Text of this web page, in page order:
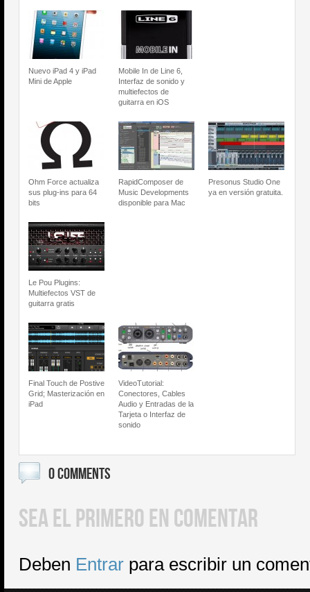
Nuevo iPad 4 y iPad
Mini de Apple
Mobile In de Line 6,
Interfaz de sonido y
multiefectos de
guitarra en iOS
Ohm Force actualiza
sus plug-ins para 64
bits
RapidComposer de
Music Developments
disponible para Mac
Presonus Studio One
ya en versión gratuita.
Le Pou Plugins:
Multiefectos VST de
guitarra gratis
Final Touch de Postive
Grid; Masterización en
iPad
VideoTutorial:
Conectores, Cables
Audio y Entradas de la
Tarjeta o Interfaz de
sonido
0 COMMENTS
SEA EL PRIMERO EN COMENTAR
Deben Entrar para escribir un